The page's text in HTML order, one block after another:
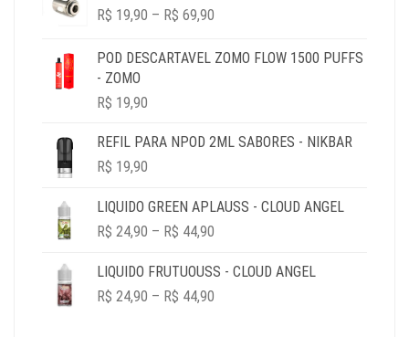
ERA:
É:
R$ 19,90 – R$ 69,90
R$ 19,90
POD DESCARTAVEL ZOMO FLOW 1500 PUFFS
- ZOMO
R$ 19,90
REFIL PARA NPOD 2ML SABORES - NIKBAR
R$ 19,90
LIQUIDO GREEN APLAUSS - CLOUD ANGEL
R$ 24,90 – R$ 44,90
R$ 24,90
LIQUIDO FRUTUOUSS - CLOUD ANGEL
R$ 24,90 – R$ 44,90